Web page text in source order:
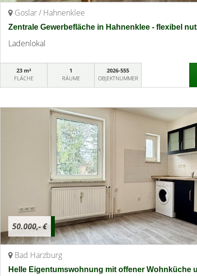
Goslar / Hahnenklee
Zentrale Gewerbefläche in Hahnenklee - flexibel
Ladenlokal
23 m²
FLÄCHE
1
RÄUME
2026-555
OBJEKTNUMMER
50.000,- €
Bad Harzburg
Helle Eigentumswohnung mit offener Wohnküche